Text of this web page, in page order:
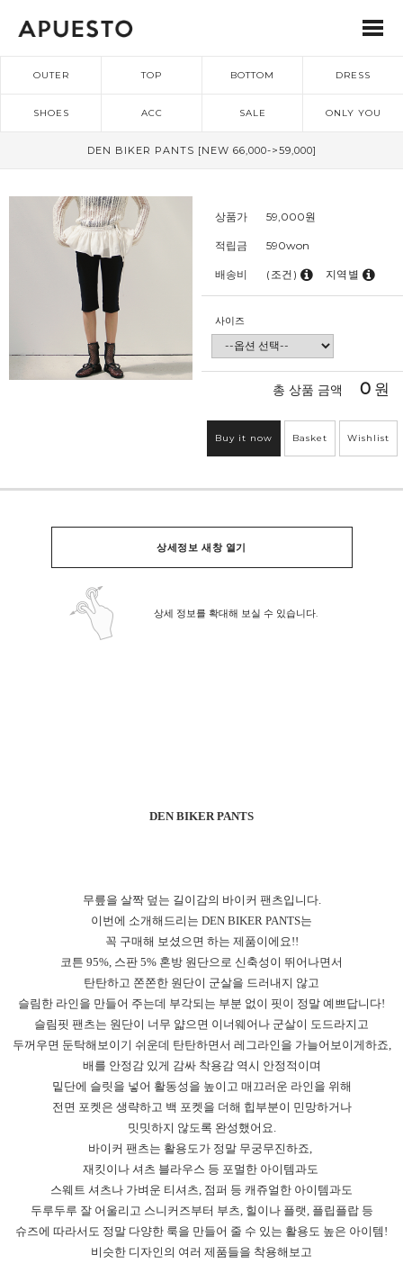
OUTER TOP BOTTOM DRESS
SHOES ACC SALE ONLY YOU
DEN BIKER PANTS [NEW 66,000->59,000]
상품가 59,000원
적립금 590won
배송비 (조건) 지역별
사이즈
총 상품 금액 0 원
Buy it now Basket Wishlist
상세정보 새창 열기
상세 정보를 확대해 보실 수 있습니다.
DEN BIKER PANTS
무릎을 살짝 덮는 길이감의 바이커 팬츠입니다.
이번에 소개해드리는 DEN BIKER PANTS는
꼭 구매해 보셨으면 하는 제품이에요!!
코튼 95%, 스판 5% 혼방 원단으로 신축성이 뛰어나면서
탄탄하고 쫀쫀한 원단이 군살을 드러내지 않고
슬림한 라인을 만들어 주는데 부각되는 부분 없이 핏이 정말 예쁘답니다!
슬림핏 팬츠는 원단이 너무 얇으면 이너웨어나 군살이 도드라지고
두꺼우면 둔탁해보이기 쉬운데 탄탄하면서 레그라인을 가늘어보이게하죠,
배를 안정감 있게 감싸 착용감 역시 안정적이며
밑단에 슬릿을 넣어 활동성을 높이고 매끄러운 라인을 위해
전면 포켓은 생략하고 백 포켓을 더해 힙부분이 민망하거나
밋밋하지 않도록 완성했어요.
바이커 팬츠는 활용도가 정말 무궁무진하죠,
재킷이나 셔츠 블라우스 등 포멀한 아이템과도
스웨트 셔츠나 가벼운 티셔츠, 점퍼 등 캐쥬얼한 아이템과도
두루두루 잘 어울리고 스니커즈부터 부츠, 힐이나 플랫, 플립플랍 등
슈즈에 따라서도 정말 다양한 룩을 만들어 줄 수 있는 활용도 높은 아이템!
비슷한 디자인의 여러 제품들을 착용해보고